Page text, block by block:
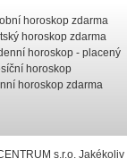
horoskop zdarma
horoskop zdarma
horoskop - placený
horoskop
horoskop zdarma
s.r.o.